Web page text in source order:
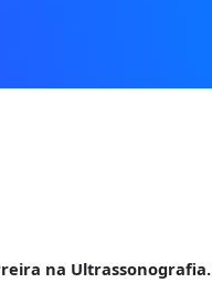
na Ultrassonografia.